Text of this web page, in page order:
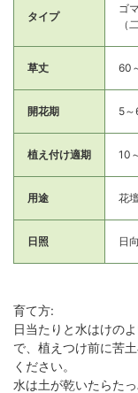
タイプ
ゴ
（
草丈 60
開花期 5～
植え付け適期 10
用途 花
日照 日
育て方:
日当たりと水はけの
で、植えつけ前に苦
ください。
水は土が乾いたらた